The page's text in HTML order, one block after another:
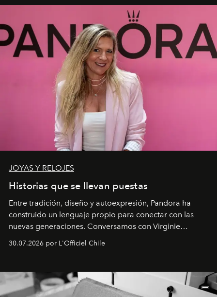
JOYAS Y RELOJES
Historias que se llevan puestas
Entre tradición, diseño y autoexpresión, Pandora ha
construido un lenguaje propio para conectar con las
nuevas generaciones. Conversamos con Virginie
Dubray, la responsable de marketing para
Latinoamérica, sobre identidad, cultura y el valor
30.07.2026 por L'Officiel Chile